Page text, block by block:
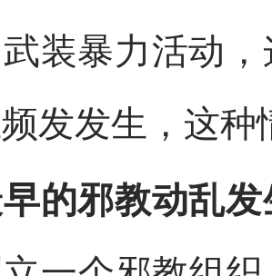
装暴力活动
发发生，这
的邪教动乱